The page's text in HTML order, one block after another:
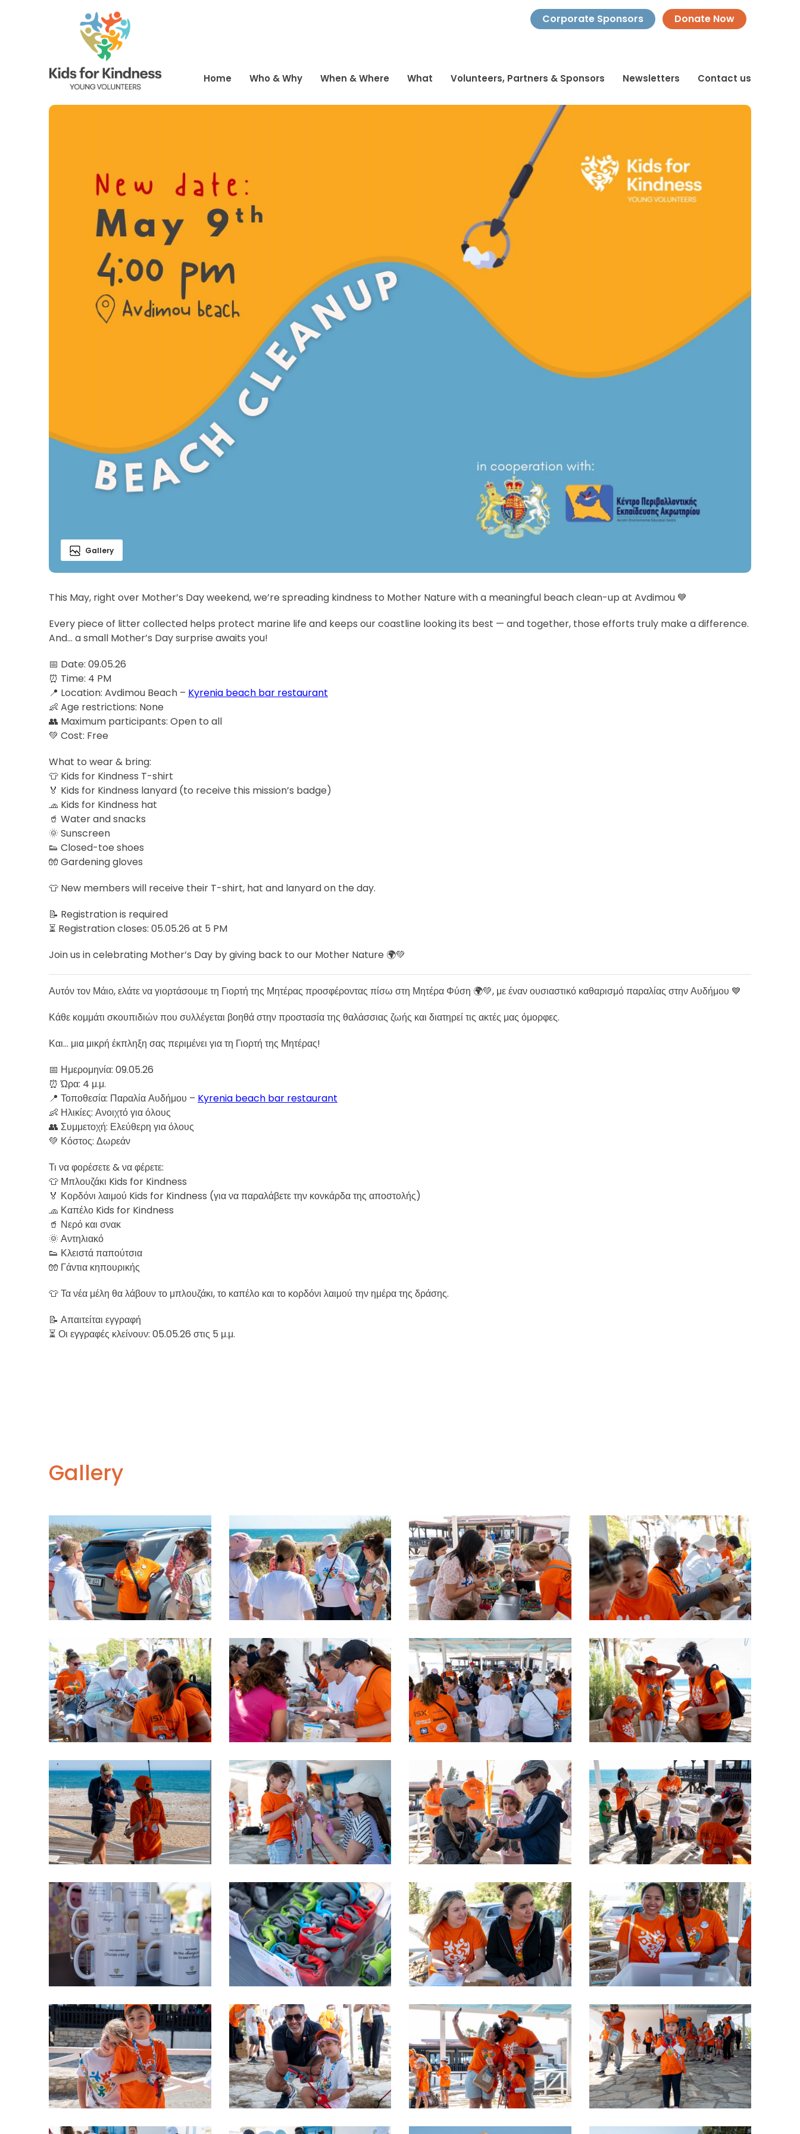
Corporate Sponsors Donate Now
Home Who & Why When & Where What Volunteers, Partners & Sponsors Newsletters Contact us
Gallery
This May, right over Mother’s Day weekend, we’re spreading kindness to Mother Nature with a meaningful beach clean-up at Avdimou 💙
Every piece of litter collected helps protect marine life and keeps our coastline looking its best — and together, those efforts truly make a difference.
And… a small Mother’s Day surprise awaits you!
📅 Date: 09.05.26
⏰ Time: 4 PM
📍 Location: Avdimou Beach – Kyrenia beach bar restaurant
👶 Age restrictions: None
👥 Maximum participants: Open to all
💚 Cost: Free
What to wear & bring:
👕 Kids for Kindness T-shirt
🏅 Kids for Kindness lanyard (to receive this mission’s badge)
🧢 Kids for Kindness hat
🥤 Water and snacks
🌞 Sunscreen
👟 Closed-toe shoes
🧤 Gardening gloves
👕 New members will receive their T-shirt, hat and lanyard on the day.
📝 Registration is required
⏳ Registration closes: 05.05.26 at 5 PM
Join us in celebrating Mother’s Day by giving back to our Mother Nature 🌍💚
Αυτόν τον Μάιο, ελάτε να γιορτάσουμε τη Γιορτή της Μητέρας προσφέροντας πίσω στη Μητέρα Φύση 🌍💚, με έναν ουσιαστικό καθαρισμό παραλίας στην Αυδήμου 💙
Κάθε κομμάτι σκουπιδιών που συλλέγεται βοηθά στην προστασία της θαλάσσιας ζωής και διατηρεί τις ακτές μας όμορφες.
Και… μια μικρή έκπληξη σας περιμένει για τη Γιορτή της Μητέρας!
📅 Ημερομηνία: 09.05.26
⏰ Ώρα: 4 μ.μ.
📍 Τοποθεσία: Παραλία Αυδήμου – Kyrenia beach bar restaurant
👶 Ηλικίες: Ανοιχτό για όλους
👥 Συμμετοχή: Ελεύθερη για όλους
💚 Κόστος: Δωρεάν
Τι να φορέσετε & να φέρετε:
👕 Μπλουζάκι Kids for Kindness
🏅 Κορδόνι λαιμού Kids for Kindness (για να παραλάβετε την κονκάρδα της αποστολής)
🧢 Καπέλο Kids for Kindness
🥤 Νερό και σνακ
🌞 Αντηλιακό
👟 Κλειστά παπούτσια
🧤 Γάντια κηπουρικής
👕 Τα νέα μέλη θα λάβουν το μπλουζάκι, το καπέλο και το κορδόνι λαιμού την ημέρα της δράσης.
📝 Απαιτείται εγγραφή
⏳ Οι εγγραφές κλείνουν: 05.05.26 στις 5 μ.μ.
Gallery